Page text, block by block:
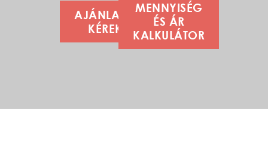
AJÁNLATOT
KÉREK!
MENNYISÉG
ÉS ÁR
KALKULÁTOR